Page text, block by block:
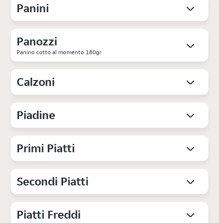
Panini
Panozzi
Panino cotto al momento 180gr.
Calzoni
Piadine
Primi Piatti
Secondi Piatti
Piatti Freddi